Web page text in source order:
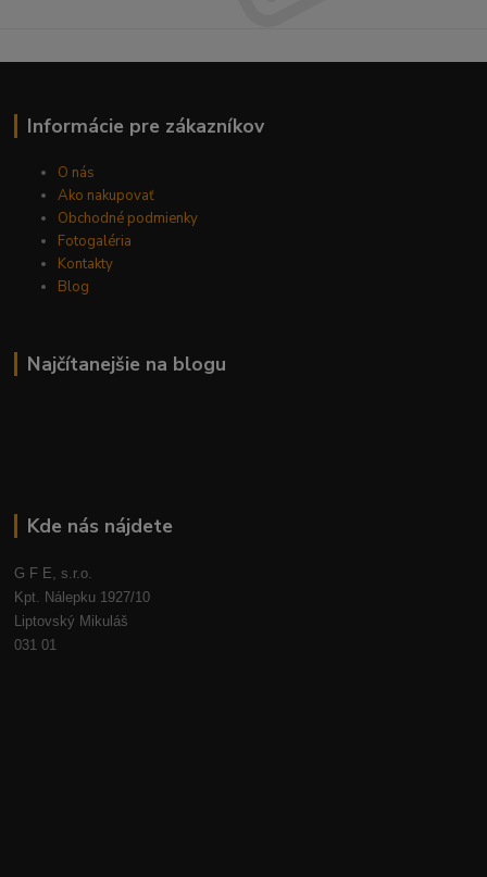
Informácie pre zákazníkov
O nás
Ako nakupovať
Obchodné podmienky
Fotogaléria
Kontakty
Blog
Najčítanejšie na blogu
Kde nás nájdete
G F E, s.r.o.
Kpt. Nálepku 1927/10
Liptovský Mikuláš
031 01